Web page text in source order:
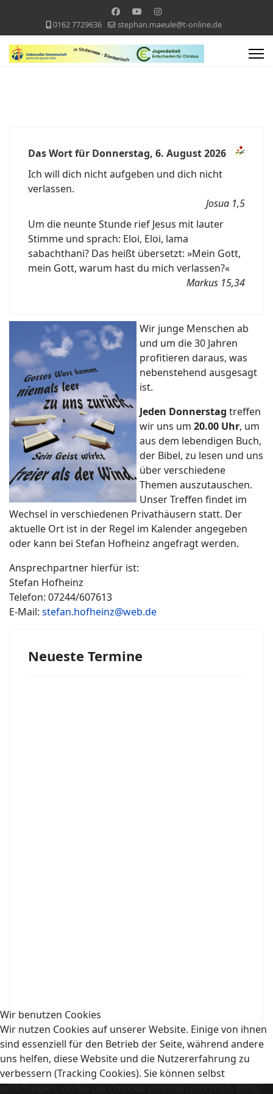
0162 7729636 stephan.maeule@t-online.de
Das Wort für Donnerstag, 6. August 2026
Ich will dich nicht aufgeben und dich nicht
verlassen.
Josua 1,5
Um die neunte Stunde rief Jesus mit lauter
Stimme und sprach: Eloi, Eloi, lama
sabachthani? Das heißt übersetzt: »Mein Gott,
mein Gott, warum hast du mich verlassen?«
Markus 15,34
Wir junge Menschen ab
und um die 30 Jahren
profitieren daraus, was
nebenstehend ausgesagt
ist.
Jeden Donnerstag treffen
wir uns um 20.00 Uhr, um
aus dem lebendigen Buch,
der Bibel, zu lesen und uns
über verschiedene
Themen auszutauschen.
Unser Treffen findet im
Wechsel in verschiedenen Privathäusern statt. Der
aktuelle Ort ist in der Regel im Kalender angegeben
oder kann bei Stefan Hofheinz angefragt werden.
Ansprechpartner hierfür ist:
Stefan Hofheinz
Telefon: 07244/607613
E-Mail: stefan.hofheinz@web.de
Neueste Termine
Wir benutzen Cookies
Wir nutzen Cookies auf unserer Website. Einige von ihnen
sind essenziell für den Betrieb der Seite, während andere
uns helfen, diese Website und die Nutzererfahrung zu
verbessern (Tracking Cookies). Sie können selbst
entscheiden, ob Sie die Cookies zulassen möchten. Bitte